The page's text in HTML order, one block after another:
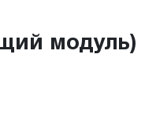
модуль)